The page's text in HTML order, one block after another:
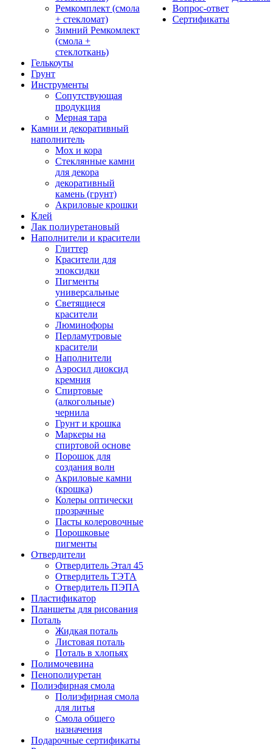
Ремкомплект (смола
+ стекломат)
Зимний Ремкомлект
(смола +
стеклоткань)
Гелькоуты
Грунт
Инструменты
Сопутствующая
продукция
Мерная тара
Камни и декоративный
наполнитель
Мох и кора
Стеклянные камни
для декора
декоративный
камень (грунт)
Акриловые крошки
Клей
Лак полиуретановый
Наполнители и красители
Глиттер
Красители для
эпоксидки
Пигменты
универсальные
Светящиеся
красители
Люминофоры
Перламутровые
красители
Наполнители
Аэросил диоксид
кремния
Спиртовые
(алкогольные)
чернила
Грунт и крошка
Маркеры на
спиртовой основе
Порошок для
создания волн
Акриловые камни
(крошка)
Колеры оптически
прозрачные
Пасты колеровочные
Порошковые
пигменты
Отвердители
Отвердитель Этал 45
Отвердитель ТЭТА
Отвердитель ПЭПА
Пластификатор
Планшеты для рисования
Поталь
Жидкая поталь
Листовая поталь
Поталь в хлопьях
Полимочевина
Пенополиуретан
Полиэфирная смола
Полиэфирная смола
для литья
Смола общего
назначения
Подарочные сертификаты
Вопрос-ответ
Сертификаты